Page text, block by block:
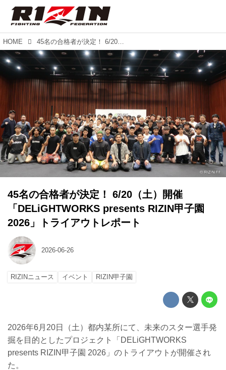
HOME 45名の合格者が決定！ 6/20（土）開催「DELiGHTWORKS presents RIZIN甲子園 2026」トライアウトレポート
45名の合格者が決定！ 6/20（土）開催
「DELiGHTWORKS presents RIZIN甲子園
2026」トライアウトレポート
2026-06-26
RIZINニュース イベント RIZIN甲子園
2026年6月20日（土）都内某所にて、未来のスター選手発
掘を目的としたプロジェクト「DELiGHTWORKS
presents RIZIN甲子園 2026」のトライアウトが開催され
た。